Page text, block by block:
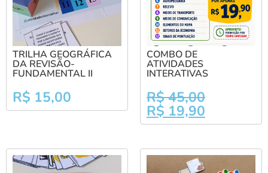
TRILHA GEOGRÁFICA
DA REVISÃO-
FUNDAMENTAL II
R$ 15,00
COMBO DE
ATIVIDADES
INTERATIVAS
R$45,00
R$ 19,90